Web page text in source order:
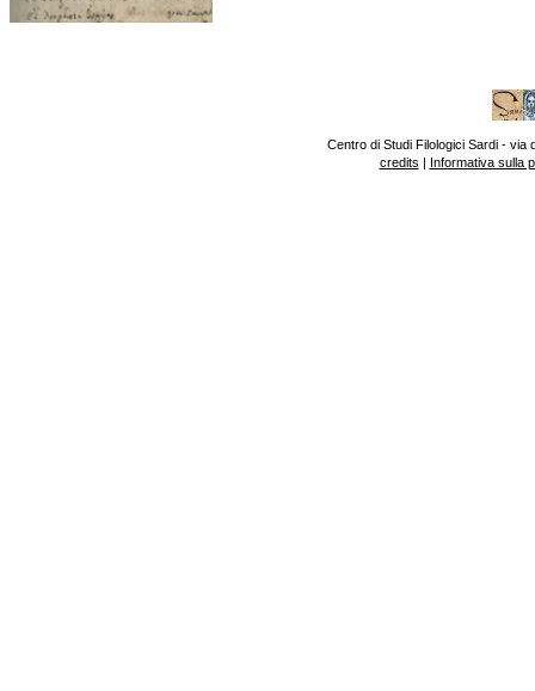
Centro di Studi Filologici Sardi - via
credits | Informativa sulla